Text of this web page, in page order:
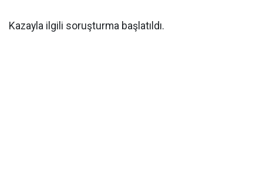
Kazayla ilgili soruşturma başlatıldı.